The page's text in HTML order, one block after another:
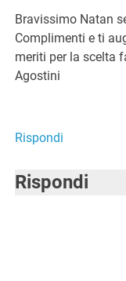
Bravissimo Natan
Complimenti e ti
meriti per la scelta
Agostini
Rispondi
Rispondi